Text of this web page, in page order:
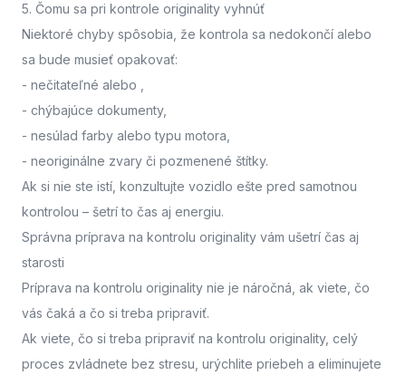
5. Čomu sa pri kontrole originality vyhnúť
Niektoré chyby spôsobia, že kontrola sa nedokončí alebo
sa bude musieť opakovať:
- nečitateľné alebo
- chýbajúce dokumenty,
- nesúlad farby alebo typu motora,
- neoriginálne zvary či pozmenené štítky.
Ak si nie ste istí, konzultujte vozidlo ešte pred samotnou
kontrolou – šetrí to čas aj energiu.
Správna príprava na kontrolu originality vám ušetrí čas aj
starosti
Príprava na kontrolu originality nie je náročná, ak viete, čo
vás čaká a čo si treba pripraviť.
Ak viete, čo si treba pripraviť na kontrolu originality, celý
proces zvládnete bez stresu, urýchlite priebeh a eliminujete